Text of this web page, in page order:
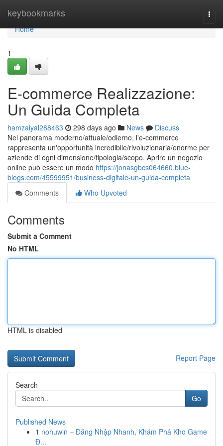
keybookmarks
Home
Home
1
E-commerce Realizzazione:
Un Guida Completa
hamzaiyal288463 298 days ago News
Discuss
Nel panorama moderno/attuale/odierno, l'e-commerce
rappresenta un'opportunità incredibile/rivoluzionaria/enorme per
aziende di ogni dimensione/tipologia/scopo. Aprire un negozio
online può essere un modo https://jonasgbcs064660.blue-
blogs.com/45599951/business-digitale-un-guida-completa
Comments
Who Upvoted
Comments
Submit a Comment
No HTML
HTML is disabled
Report Page
Search
Go
Published News
1 nohuwin – Đăng Nhập Nhanh, Khám Phá Kho Game
Đ...